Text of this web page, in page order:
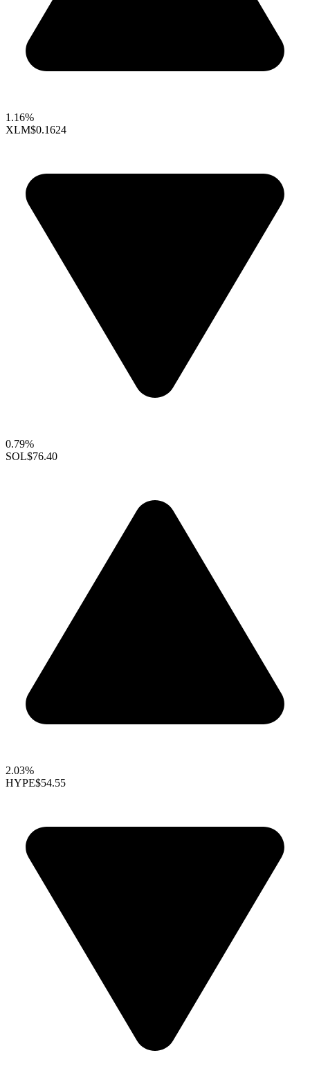
1.16%
XLM$0.1624
0.79%
SOL$76.40
2.03%
HYPE$54.55